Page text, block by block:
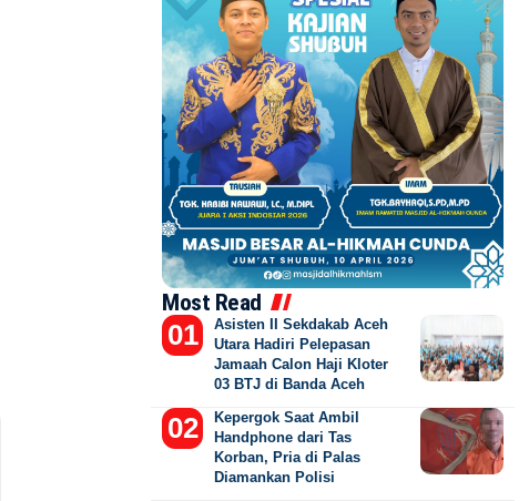
Most Read
Asisten II Sekdakab Aceh
Utara Hadiri Pelepasan
Jamaah Calon Haji Kloter
03 BTJ di Banda Aceh
Kepergok Saat Ambil
Handphone dari Tas
Korban, Pria di Palas
Diamankan Polisi